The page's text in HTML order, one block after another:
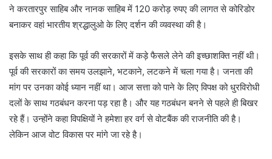
ने करतारपुर साहिब और नानक साहिब में 120 करोड़ रुपए की लागत से कोरिडोर
बनाकर वहां भारतीय श्रद्धालुओ के लिए दर्शन की व्यवस्था की है।
इसके साथ ही कहा कि पूर्व की सरकारों में कड़े फैसले लेने की इच्छाशक्ति नहीं थी।
पूर्व की सरकारों का समय उलझाने, भटकाने, लटकने में चला गया है। जनता की
मांग पर उनका कोई ध्यान नहीं था। आज सत्ता को पाने के लिए विपक्ष को धुरविरोधी
दलों के साथ गठबंधन करना पड़ रहा है। और यह गठबंधन बनने से पहले ही बिखर
रहे हैं। उन्होंने कहा विपक्षियों ने हमेशा हर वर्ग से वोटबैंक की राजनीति की है।
लेकिन आज वोट विकास पर मांगे जा रहे है।